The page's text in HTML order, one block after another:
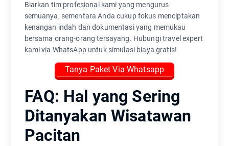
Biarkan tim profesional kami yang mengurus
semuanya, sementara Anda cukup fokus menciptakan
kenangan indah dan dokumentasi yang memukau
bersama orang-orang tersayang. Hubungi travel expert
kami via WhatsApp untuk simulasi biaya gratis!
Tanya Paket Via Whatsapp
FAQ: Hal yang Sering
Ditanyakan Wisatawan
Pacitan